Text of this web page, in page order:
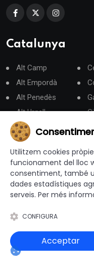
Catalunya
Alt Camp
Alt Empordà
Alt Penedès
Alt Urgell
Alta Ribagorça
Anoia
Aran
Bages
Baix Camp
Baix Empordà
Baix Llobregat
Baix Penedès
Utilitzem cookies
funcionament del lloc
consentiment, també
dades estadístiques
serveis. Per més
CONFIGURA
Acceptar